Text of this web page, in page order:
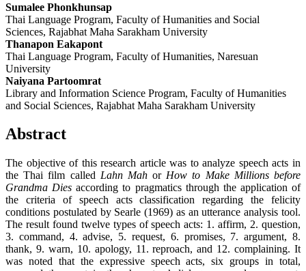
Sumalee Phonkhunsap
Thai Language Program, Faculty of Humanities and Social
Sciences, Rajabhat Maha Sarakham University
Thanapon Eakapont
Thai Language Program, Faculty of Humanities, Naresuan
University
Naiyana Partoomrat
Library and Information Science Program, Faculty of Humanities
and Social Sciences, Rajabhat Maha Sarakham University
Abstract
The objective of this research article was to analyze speech acts in
the Thai film called Lahn Mahor How to Make Millions before
Grandma Dies according to pragmatics through the application of
the criteria of speech acts classification regarding the felicity
conditions postulated by Searle (1969) as an utterance analysis tool.
The result found twelve types of speech acts: 1. affirm, 2. question,
3. command, 4. advise, 5. request, 6. promises, 7. argument, 8.
thank, 9. warn, 10. apology, 11. reproach, and 12. complaining. It
was noted that the expressive speech acts, six groups in total,